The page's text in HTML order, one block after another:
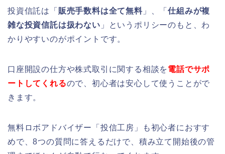
投資信託は「 販売手数料は全て無料」、「仕組みが複
雑な投資信託は扱わない 」というポリシーのもと、わ
かりやすいのがポイントです。
口座開設の仕方や株式取引に関する相談を電話でサポ
ートしてくれるので、初心者は安心して使うことがで
きます。
無料ロボアドバイザー「投信工房」も初心者におすす
めで、8つの質問に答えるだけで、積み立て開始後の管